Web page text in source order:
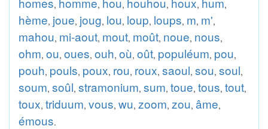
, , , , , ,
hème, joue, joug, lou, loup, loups, m, m',
mahou, mi-aout, mout, moût, noue, nous,
ohm, ou, oues, ouh, où, oût, populéum, pou,
pouh, pouls, poux, rou, roux, saoul, sou, soul,
soum, soûl, stramonium, sum, toue, tous, tout,
toux, triduum, vous, wu, zoom, zou, âme,
émous.